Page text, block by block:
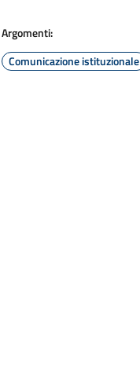
Argomenti:
Comunicazione istituzionale